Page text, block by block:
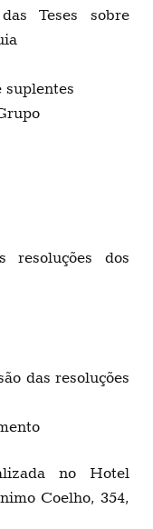
Teses sobre
suplentes
resoluções dos
das resoluções
no Hotel
Coelho, 354,